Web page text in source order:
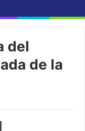
del
de la
Print